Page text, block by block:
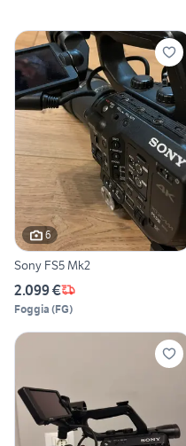
6
Sony FS5 Mk2
2.099 €
Foggia (FG)